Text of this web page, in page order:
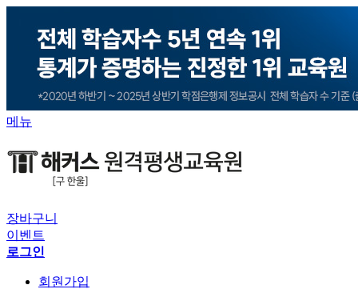
메뉴
장바구니
이벤트
로그인
회원가입